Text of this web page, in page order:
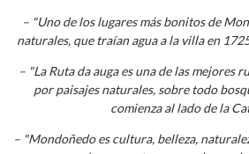
– "Uno de los lugares más bonitos de
naturales, que traían agua a la villa en
– "La Ruta da auga es una de las mejores
por paisajes naturales, sobre todo
comienza al lado de la
– "Mondoñedo es cultura, belleza,